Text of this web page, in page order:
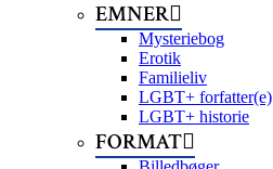
EMNER
Mysteriebog
Erotik
Familieliv
LGBT+ forfatter(e)
LGBT+ historie
FORMAT